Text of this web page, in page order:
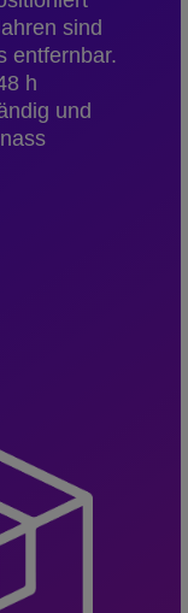
sind
entfernbar.
h
und